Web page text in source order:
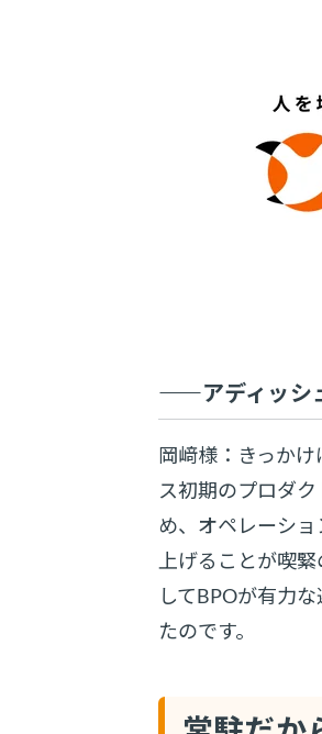
――アディッシ
岡﨑様：きっか
ス初期のプロダ
め、オペレーシ
上げることが喫
してBPOが有力
たのです。